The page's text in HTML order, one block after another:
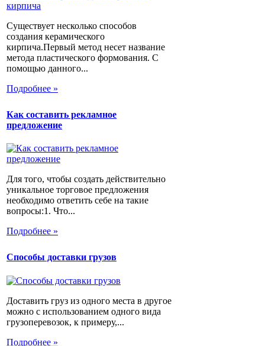
Существует несколько способов
создания керамического
кирпича.Первый метод несет название
метода пластического формования. С
помощью данного...
Подробнее »
Как составить рекламное
предложение
Для того, чтобы создать действительно
уникальное торговое предложения
необходимо ответить себе на такие
вопросы:1. Что...
Подробнее »
Способы доставки грузов
Доставить груз из одного места в другое
можно с использованием одного вида
грузоперевозок, к примеру,...
Подробнее »